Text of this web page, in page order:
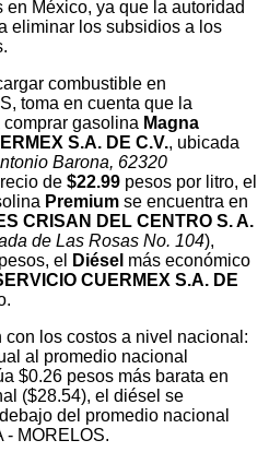
México, ya que la autoridad
eliminar los subsidios a los
combustible en
toma en cuenta que la
gasolina Magna
S.A. DE C.V., ubicada
Barona, 62320
de $22.99 pesos por litro, el
Premium se encuentra en
CRISAN DEL CENTRO S. A.
de Las Rosas No. 104),
pesos, el Diésel más económico
CUERMEX S.A. DE
los costos a nivel nacional:
al promedio nacional
$0.26 pesos más barata en
($28.54), el diésel se
del promedio nacional
- MORELOS.